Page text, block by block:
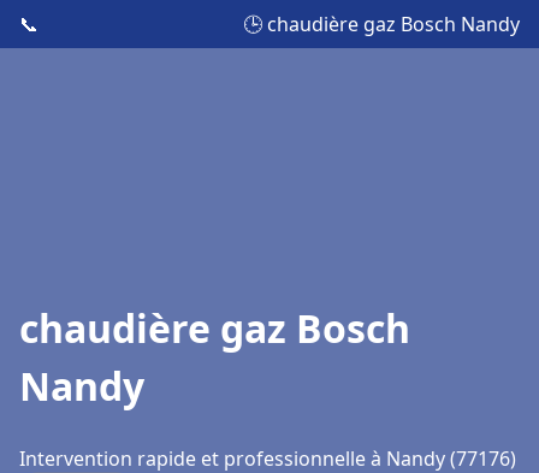
📞 🕒 chaudière gaz Bosch Nandy
chaudière gaz Bosch
Nandy
Intervention rapide et professionnelle à Nandy (77176)